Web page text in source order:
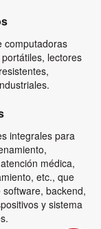
computadoras
lectores
integrales para
médica,
etc., que
backend,
y sistema